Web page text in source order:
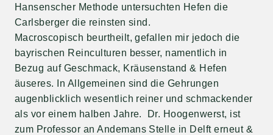
Hansenscher Methode untersuchten Hefen die
Carlsberger die reinsten sind.
Macroscopisch beurtheilt, gefallen mir jedoch die
bayrischen Reinculturen besser, namentlich in
Bezug auf Geschmack, Kräusenstand & Hefen
äuseres. In Allgemeinen sind die Gehrungen
augenblicklich wesentlich reiner und schmackender
als vor einem halben Jahre. Dr. Hoogenwerst, ist
zum Professor an Andemans Stelle in Delft erneut &